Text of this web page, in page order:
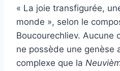
« La joie transfigurée,
monde », selon le
Boucourechliev.
ne possède une genèse
complexe que la